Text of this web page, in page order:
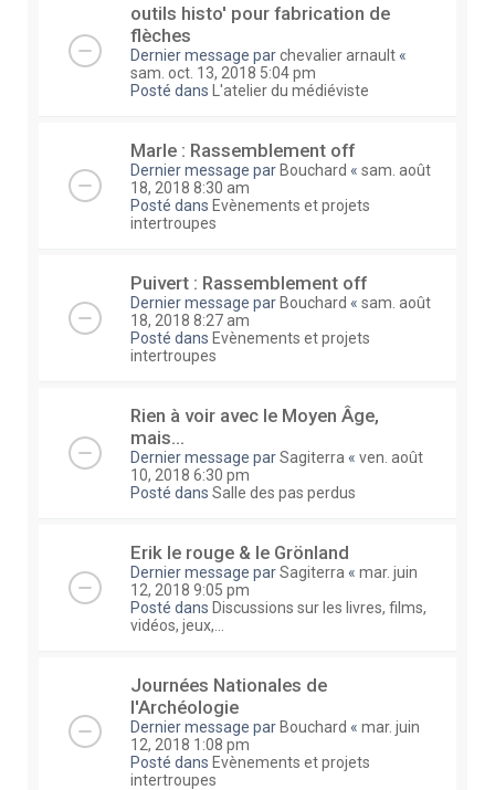
outils histo' pour fabrication de
flèches
Dernier message parchevalier arnault «
sam. oct. 13, 2018 5:04 pm
Posté dans
L'atelier du médiéviste
Marle : Rassemblement off
Dernier message par Bouchard « sam. août
18, 2018 8:30 am
Posté dans Evènements et projets
intertroupes
Puivert : Rassemblement off
Dernier message par Bouchard « sam. août
18, 2018 8:27 am
Posté dans Evènements et projets
intertroupes
Rien à voir avec le Moyen Âge,
mais...
Dernier message parSagiterra « ven. août
10, 2018 6:30 pm
Posté dans Salle des pas perdus
Erik le rouge & le Grönland
Dernier message parSagiterra « mar. juin
12, 2018 9:05 pm
Posté dans Discussions sur les livres, films,
vidéos, jeux,...
Journées Nationales de
l'Archéologie
Dernier message par Bouchard « mar. juin
12, 2018 1:08 pm
Posté dans Evènements et projets
intertroupes